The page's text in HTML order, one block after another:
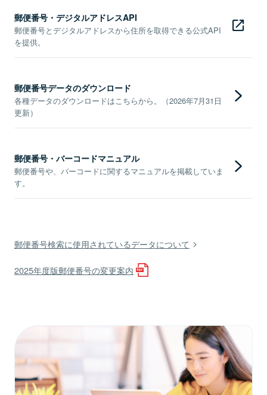
郵便番号・デジタルアドレスAPI
郵便番号とデジタルアドレスから住所を取得できる公式API
を提供。
郵便番号データのダウンロード
各種データのダウンロードはこちらから。（2026年7月31日
更新）
郵便番号・バーコードマニュアル
郵便番号や、バーコードに関するマニュアルを掲載していま
す。
郵便番号検索に使用されているデータについて
2025年度版郵便番号の変更案内